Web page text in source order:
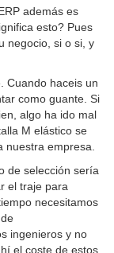
además es
esto? Pues
negocio, si o si, y
Cuando haceis un
como guante. Si
algo ha ido mal
M elástico se
nuestra empresa.
de selección sería
el traje para
necesitamos
ingenieros y no
el coste de estos